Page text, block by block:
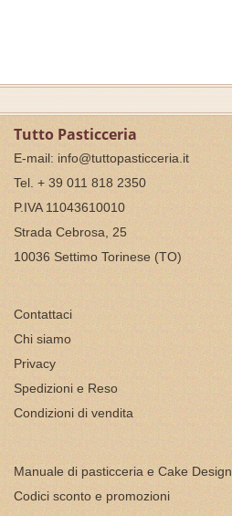
Tutto Pasticceria
E-mail: info@tuttopasticceria.it
Tel. + 39 011 818 2350
P.IVA 11043610010
Strada Cebrosa, 25
10036 Settimo Torinese (TO)
Contattaci
Chi siamo
Privacy
Spedizioni e Reso
Condizioni di vendita
Manuale di pasticceria e Cake Design
Codici sconto e promozioni